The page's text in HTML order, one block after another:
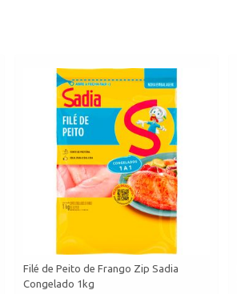
Filé de Peito de Frango Zip Sadia
Congelado 1kg